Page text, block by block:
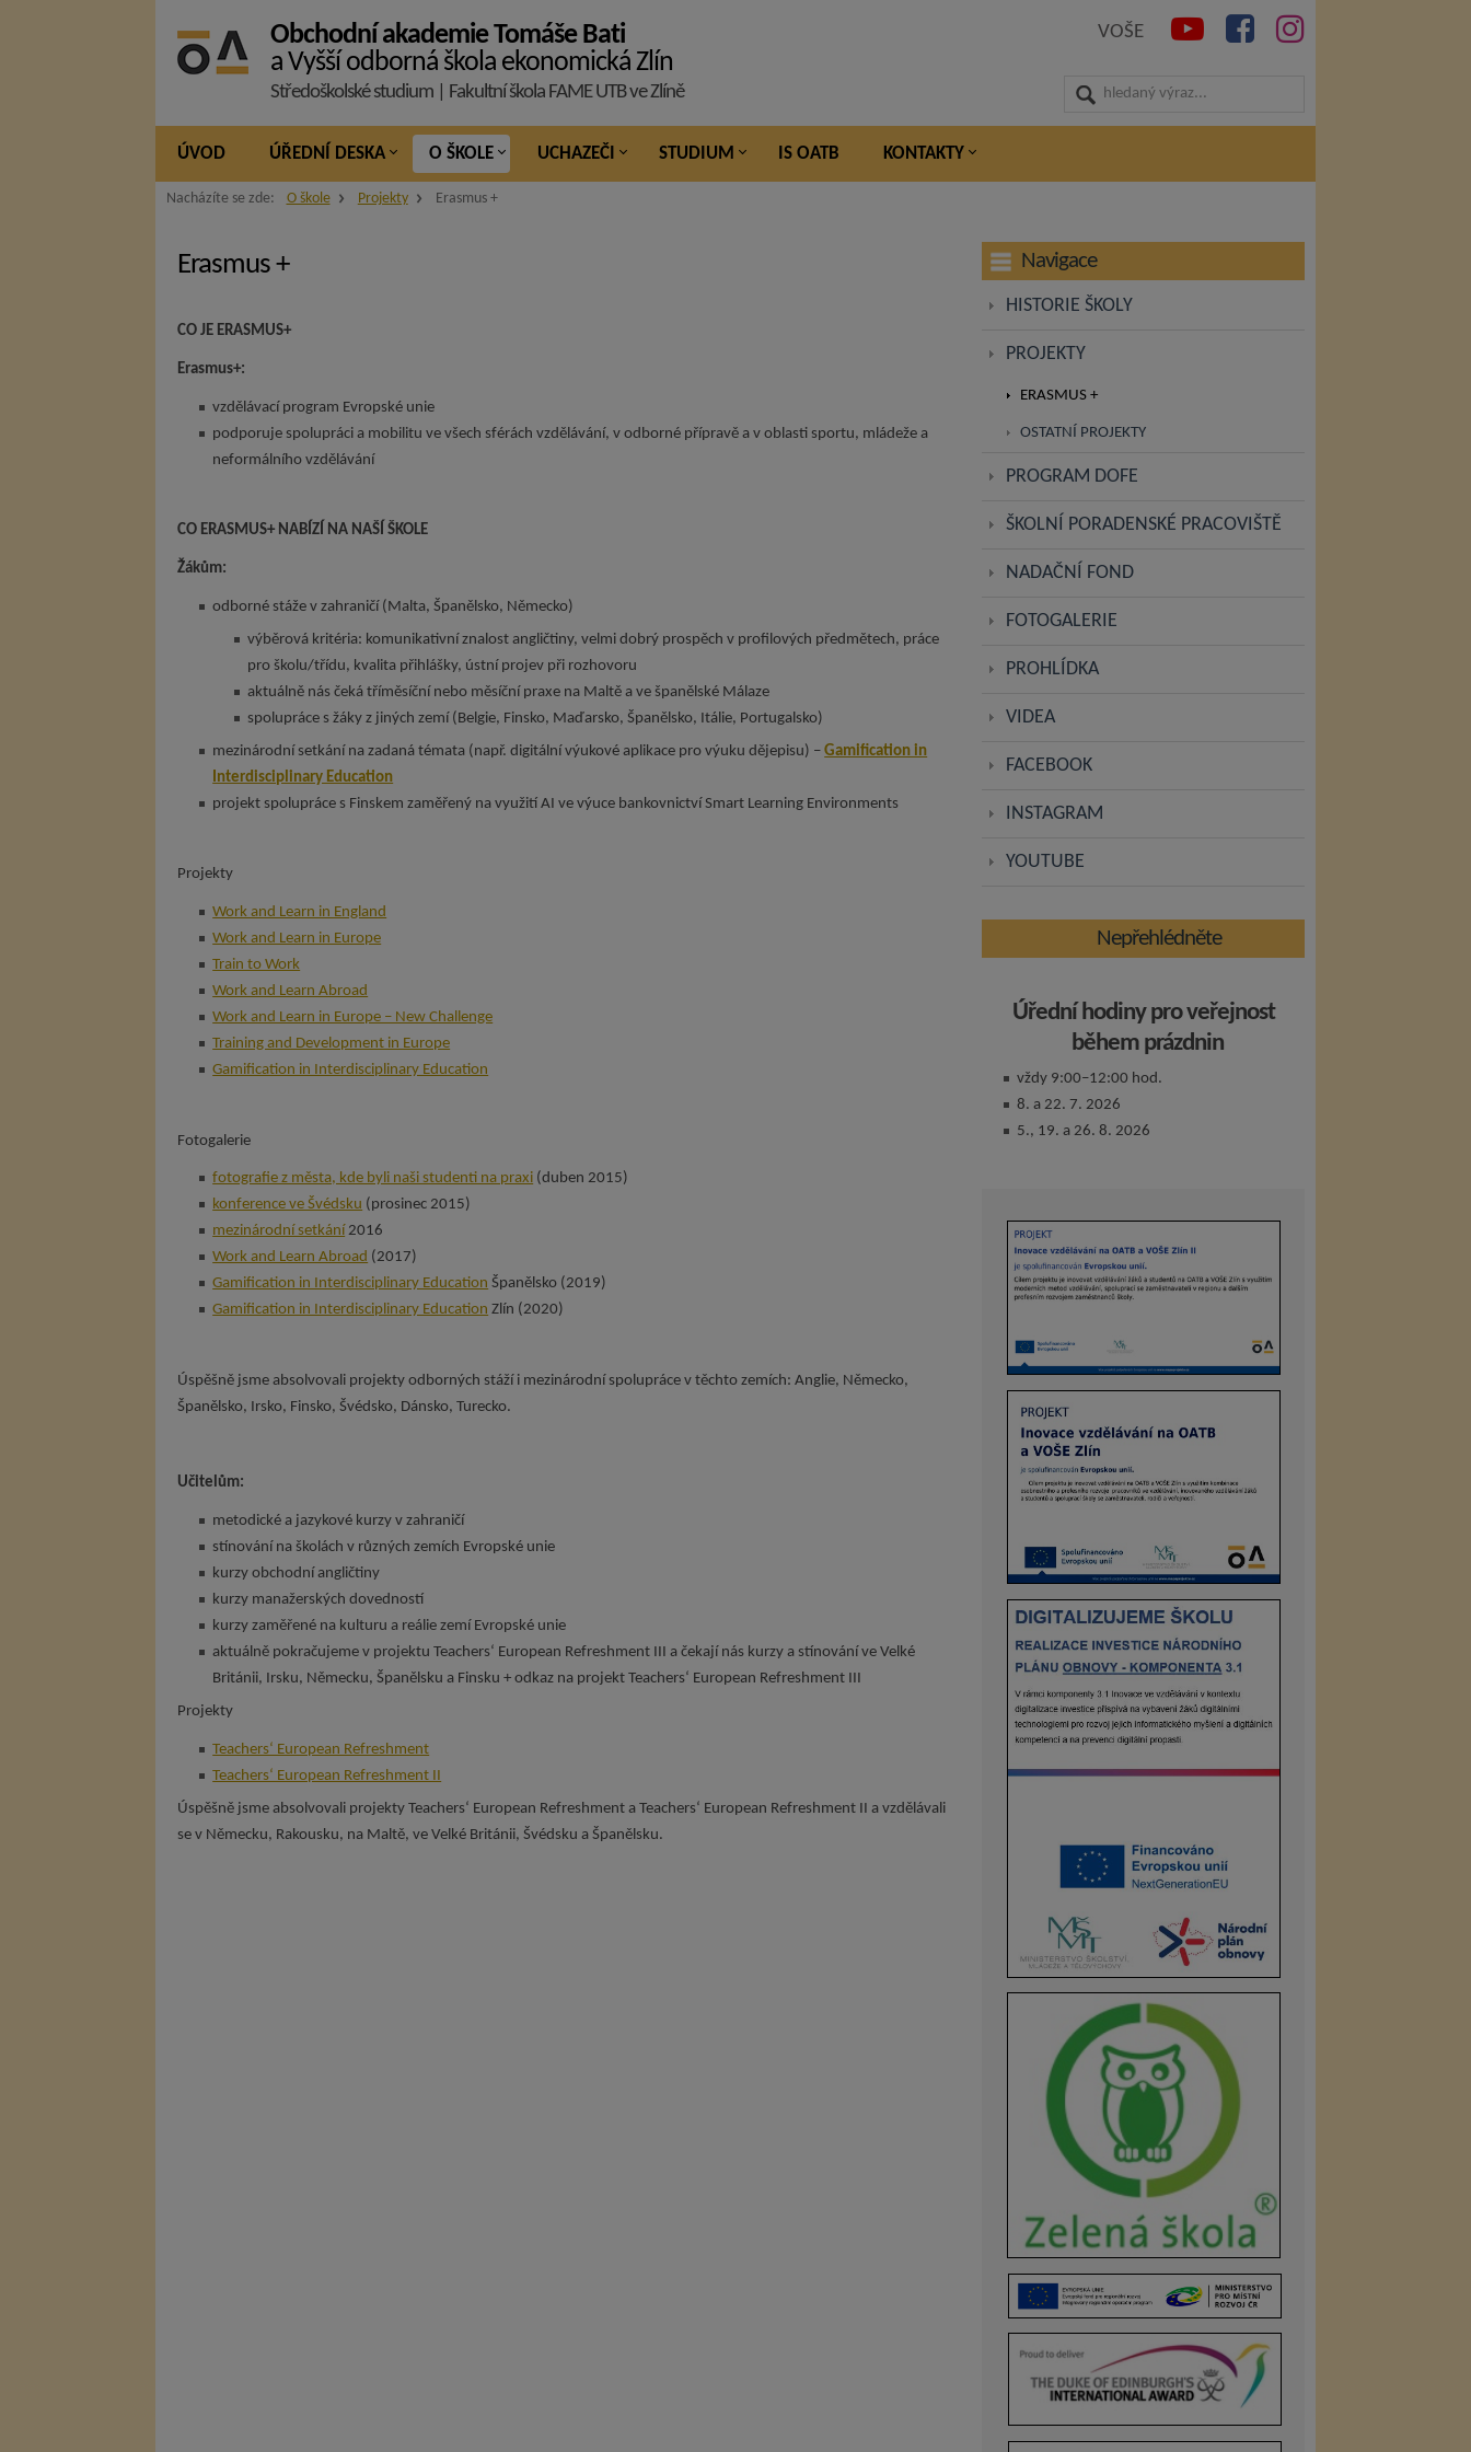
Obchodní akademie Tomáše Bati
a Vyšší odborná škola ekonomická Zlín
Středoškolské studium | Fakultní škola FAME UTB ve Zlíně
VOŠE
ÚVOD ÚŘEDNÍ DESKA O ŠKOLE UCHAZEČI STUDIUM IS OATB KONTAKTY
Nacházíte se zde: O škole Projekty Erasmus +
Navigace
HISTORIE ŠKOLY
PROJEKTY
ERASMUS +
OSTATNÍ PROJEKTY
PROGRAM DOFE
ŠKOLNÍ PORADENSKÉ PRACOVIŠTĚ
NADAČNÍ FOND
FOTOGALERIE
PROHLÍDKA
VIDEA
FACEBOOK
INSTAGRAM
YOUTUBE
Nepřehlédněte
Úřední hodiny pro veřejnost
během prázdnin
vždy 9:00–12:00 hod.
8. a 22. 7. 2026
5., 19. a 26. 8. 2026
Erasmus +
CO JE ERASMUS+
Erasmus+:
vzdělávací program Evropské unie
podporuje spolupráci a mobilitu ve všech sférách vzdělávání, v odborné přípravě a v oblasti sportu, mládeže a
neformálního vzdělávání
CO ERASMUS+ NABÍZÍ NA NAŠÍ ŠKOLE
Žákům:
odborné stáže v zahraničí (Malta, Španělsko, Německo)
výběrová kritéria: komunikativní znalost angličtiny, velmi dobrý prospěch v profilových předmětech, práce
pro školu/třídu, kvalita přihlášky, ústní projev při rozhovoru
aktuálně nás čeká tříměsíční nebo měsíční praxe na Maltě a ve španělské Málaze
spolupráce s žáky z jiných zemí (Belgie, Finsko, Maďarsko, Španělsko, Itálie, Portugalsko)
mezinárodní setkání na zadaná témata (např. digitální výukové aplikace pro výuku dějepisu) –Gamification in
Interdisciplinary Education
projekt spolupráce s Finskem zaměřený na využití AI ve výuce bankovnictví Smart Learning Environments
Projekty
Work and Learn in England
Work and Learn in Europe
Train to Work
Work and Learn Abroad
Work and Learn in Europe – New Challenge
Training and Development in Europe
Gamification in Interdisciplinary Education
Fotogalerie
fotografie z města, kde byli naši studenti na praxi (duben 2015)
konference ve Švédsku (prosinec 2015)
mezinárodní setkání 2016
Work and Learn Abroad (2017)
Gamification in Interdisciplinary Education Španělsko (2019)
Gamification in Interdisciplinary Education Zlín (2020)
Úspěšně jsme absolvovali projekty odborných stáží i mezinárodní spolupráce v těchto zemích: Anglie, Německo,
Španělsko, Irsko, Finsko, Švédsko, Dánsko, Turecko.
Učitelům:
metodické a jazykové kurzy v zahraničí
stínování na školách v různých zemích Evropské unie
kurzy obchodní angličtiny
kurzy manažerských dovedností
kurzy zaměřené na kulturu a reálie zemí Evropské unie
aktuálně pokračujeme v projektu Teachers‘ European Refreshment III a čekají nás kurzy a stínování ve Velké
Británii, Irsku, Německu, Španělsku a Finsku + odkaz na projekt Teachers‘ European Refreshment III
Projekty
Teachers‘ European Refreshment
Teachers‘ European Refreshment II
Úspěšně jsme absolvovali projekty Teachers‘ European Refreshment a Teachers‘ European Refreshment II a vzdělávali
se v Německu, Rakousku, na Maltě, ve Velké Británii, Švédsku a Španělsku.